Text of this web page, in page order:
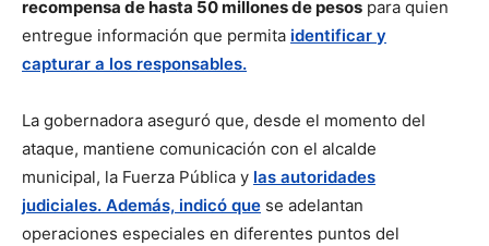
recompensa de hasta 50 millones de pesos para quien
entregue información que permita identificar y
capturar a los responsables.
La gobernadora aseguró que, desde el momento del
ataque, mantiene comunicación con el alcalde
municipal, la Fuerza Pública y las autoridades
judiciales. Además, indicó que se adelantan
operaciones especiales en diferentes puntos del